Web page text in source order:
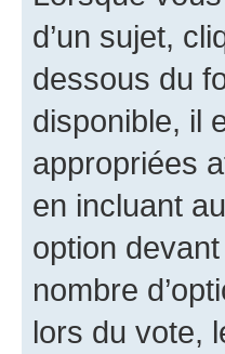
d’un sujet,
dessous du
disponible, il
appropriées
en incluant
option
nombre
lors du vote,